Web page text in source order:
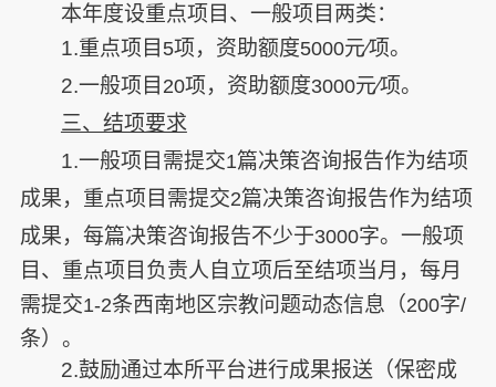
本年度设重点项目、一般项目两类：
1.重点项目 5项，资助额度5000元∕项。
2.一般项目 20项，资助额度3000元∕项。
三、结项要求
1.一般项目需提交1篇决策咨询报告作为结项
成果，重点项目需提交2篇决策咨询报告作为结项
成果，每篇决策咨询报告不少于3000字。一般项
目、重点项目负责人自立项后至结项当月，每月
需提交1-2条西南地区宗教问题动态信息（200字/
条）。
2.鼓励通过本所平台进行成果报送（保密成